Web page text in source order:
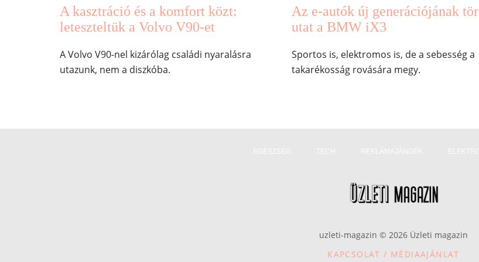
A kasztráció és a komfort közt:
leteszteltük a Volvo V90-et
A Volvo V90-nel kizárólag családi nyaralásra
utazunk, nem a diszkóba.
Az e-autók új generációjának tör
utat a BMW iX3
Sportos is, elektromos is, de a sebesség a
takarékosság rovására megy.
uzleti-magazin © 2026 Üzleti magazin
KAPCSOLAT / MÉDIAAJÁNLAT